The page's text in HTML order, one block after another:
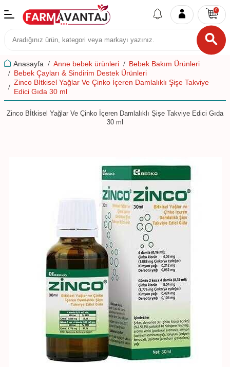
0
Anasayfa Anne bebek ürünleri
Bebek Bakım Ürünleri
Bebek Çayları & Sindirim Destek Ürünleri
Zinco Bİtkisel Yağlar Ve Çinko İçeren Damlalıklı Şişe Takviye
Edici Gıda 30 ml
Zinco Bİtkisel Yağlar Ve Çinko İçeren Damlalıklı Şişe Takviye Edici Gıda
30 ml